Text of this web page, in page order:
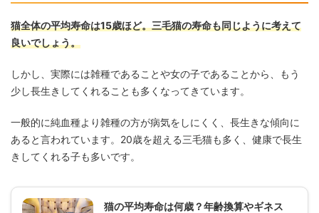
猫全体の平均寿命は15歳ほど。三毛猫の寿命も同じように考えて
良いでしょう。
しかし、実際には雑種であることや女の子であることから、もう
少し長生きしてくれることも多くなってきています。
一般的に純血種より雑種の方が病気をしにくく、長生きな傾向に
あると言われています。20歳を超える三毛猫も多く、健康で長生
きしてくれる子も多いです。
猫の平均寿命は何歳？年齢換算やギネス